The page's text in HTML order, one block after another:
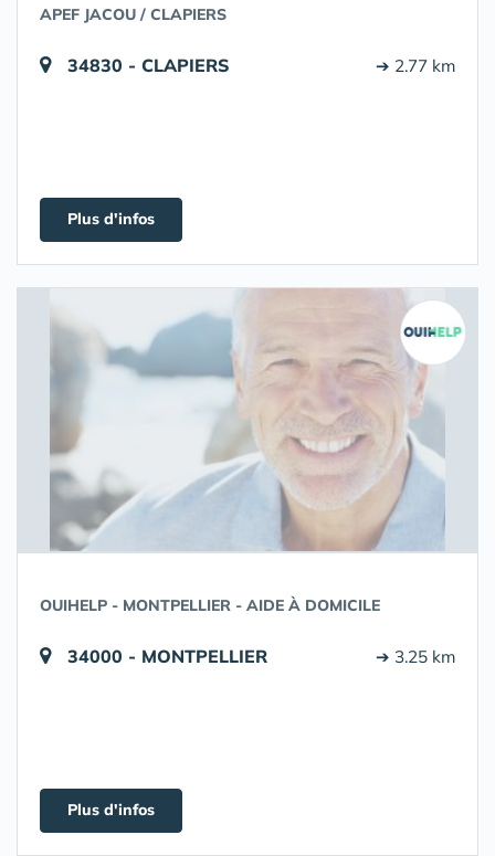
APEF JACOU / CLAPIERS
34830 - CLAPIERS ➔ 2.77 km
Plus d'infos
OUIHELP - MONTPELLIER - AIDE À DOMICILE
34000 - MONTPELLIER ➔ 3.25 km
Plus d'infos